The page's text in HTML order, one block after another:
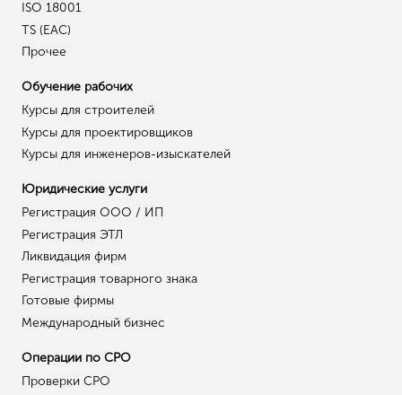
ISO 18001
TS (EAC)
Прочее
Обучение рабочих
Курсы для строителей
Курсы для проектировщиков
Курсы для инженеров-изыскателей
Юридические услуги
Регистрация ООО / ИП
Регистрация ЭТЛ
Ликвидация фирм
Регистрация товарного знака
Готовые фирмы
Международный бизнес
Операции по СРО
Проверки СРО